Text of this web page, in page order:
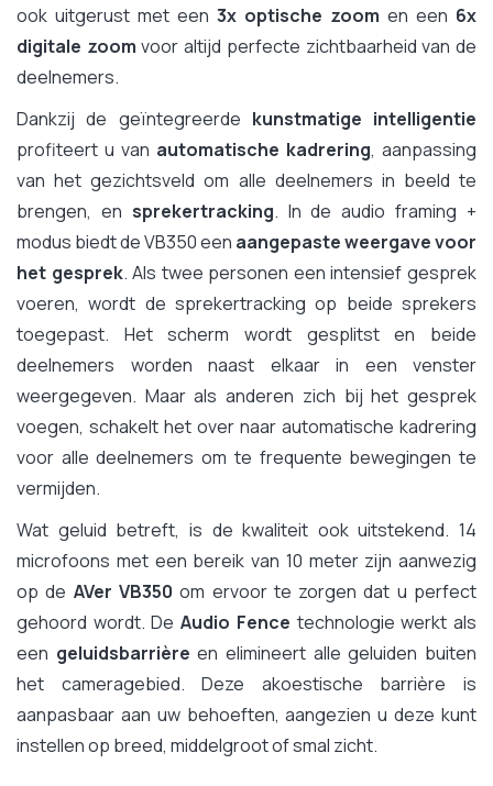
ook uitgerust met een 3x optische zoom en een 6x
digitale zoom voor altijd perfecte zichtbaarheid van de
deelnemers.
Dankzij de geïntegreerde kunstmatige intelligentie
profiteert u van automatische kadrering, aanpassing
van het gezichtsveld om alle deelnemers in beeld te
brengen, en sprekertracking. In de audio framing +
modus biedt de VB350 een aangepaste weergave voor
het gesprek. Als twee personen een intensief gesprek
voeren, wordt de sprekertracking op beide sprekers
toegepast. Het scherm wordt gesplitst en beide
deelnemers worden naast elkaar in een venster
weergegeven. Maar als anderen zich bij het gesprek
voegen, schakelt het over naar automatische kadrering
voor alle deelnemers om te frequente bewegingen te
vermijden.
Wat geluid betreft, is de kwaliteit ook uitstekend. 14
microfoons met een bereik van 10 meter zijn aanwezig
op de AVer VB350 om ervoor te zorgen dat u perfect
gehoord wordt. DeAudio Fence technologie werkt als
een geluidsbarrière en elimineert alle geluiden buiten
het cameragebied. Deze akoestische barrière is
aanpasbaar aan uw behoeften, aangezien u deze kunt
instellen op breed, middelgroot of smal zicht.